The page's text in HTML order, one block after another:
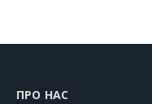
ПРО НАС